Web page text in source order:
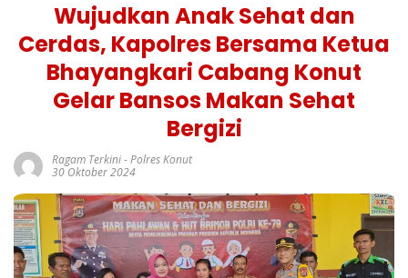
Wujudkan Anak Sehat dan
Cerdas, Kapolres Bersama Ketua
Bhayangkari Cabang Konut
Gelar Bansos Makan Sehat
Bergizi
Ragam Terkini-Polres Konut
30 Oktober 2024